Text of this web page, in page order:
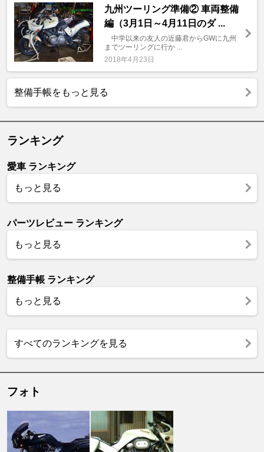
九州ツーリング準備② 車両整備
編（3月1日～4月11日のダ ...
中学以来の友人の近藤君からGWに九州
までツーリングに行か ...
2018年4月23日
整備手帳をもっと見る
ランキング
愛車 ランキング
もっと見る
パーツレビュー ランキング
もっと見る
整備手帳 ランキング
もっと見る
すべてのランキングを見る
フォト